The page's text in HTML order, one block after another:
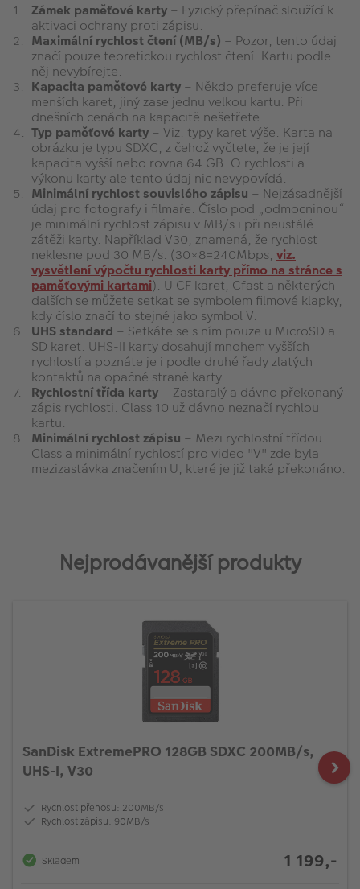
Zámek paměťové karty – Fyzický přepínač sloužící k
aktivaci ochrany proti zápisu.
Maximální rychlost čtení (MB/s) – Pozor, tento údaj
značí pouze teoretickou rychlost čtení. Kartu podle
něj nevybírejte.
Kapacita paměťové karty – Někdo preferuje více
menších karet, jiný zase jednu velkou kartu. Při
dnešních cenách na kapacitě nešetřete.
Typ paměťové karty – Viz. typy karet výše. Karta na
obrázku je typu SDXC, z čehož vyčtete, že je její
kapacita vyšší nebo rovna 64 GB. O rychlosti a
výkonu karty ale tento údaj nic nevypovídá.
Minimální rychlost souvislého zápisu – Nejzásadnější
údaj pro fotografy i filmaře. Číslo pod „odmocninou“
je minimální rychlost zápisu v MB/s i při neustálé
zátěži karty. Například V30, znamená, že rychlost
neklesne pod 30 MB/s. (30×8=240Mbps, viz.
vysvětlení výpočtu rychlosti karty přímo na stránce s
paměťovými kartami). U CF karet, Cfast a některých
dalších se můžete setkat se symbolem filmové klapky,
kdy číslo značí to stejné jako symbol V.
UHS standard – Setkáte se s ním pouze u MicroSD a
SD karet. UHS-II karty dosahují mnohem vyšších
rychlostí a poznáte je i podle druhé řady zlatých
kontaktů na opačné straně karty.
Rychlostní třída karty – Zastaralý a dávno překonaný
zápis rychlosti. Class 10 už dávno neznačí rychlou
kartu.
Minimální rychlost zápisu – Mezi rychlostní třídou
Class a minimální rychlostí pro video "V" zde byla
mezizastávka značením U, které je již také překonáno.
Nejprodávanější produkty
SanDisk ExtremePRO 128GB SDXC 200MB/s,
UHS-I, V30
Rychlost přenosu: 200MB/s
Rychlost zápisu: 90MB/s
Skladem 1 199,-